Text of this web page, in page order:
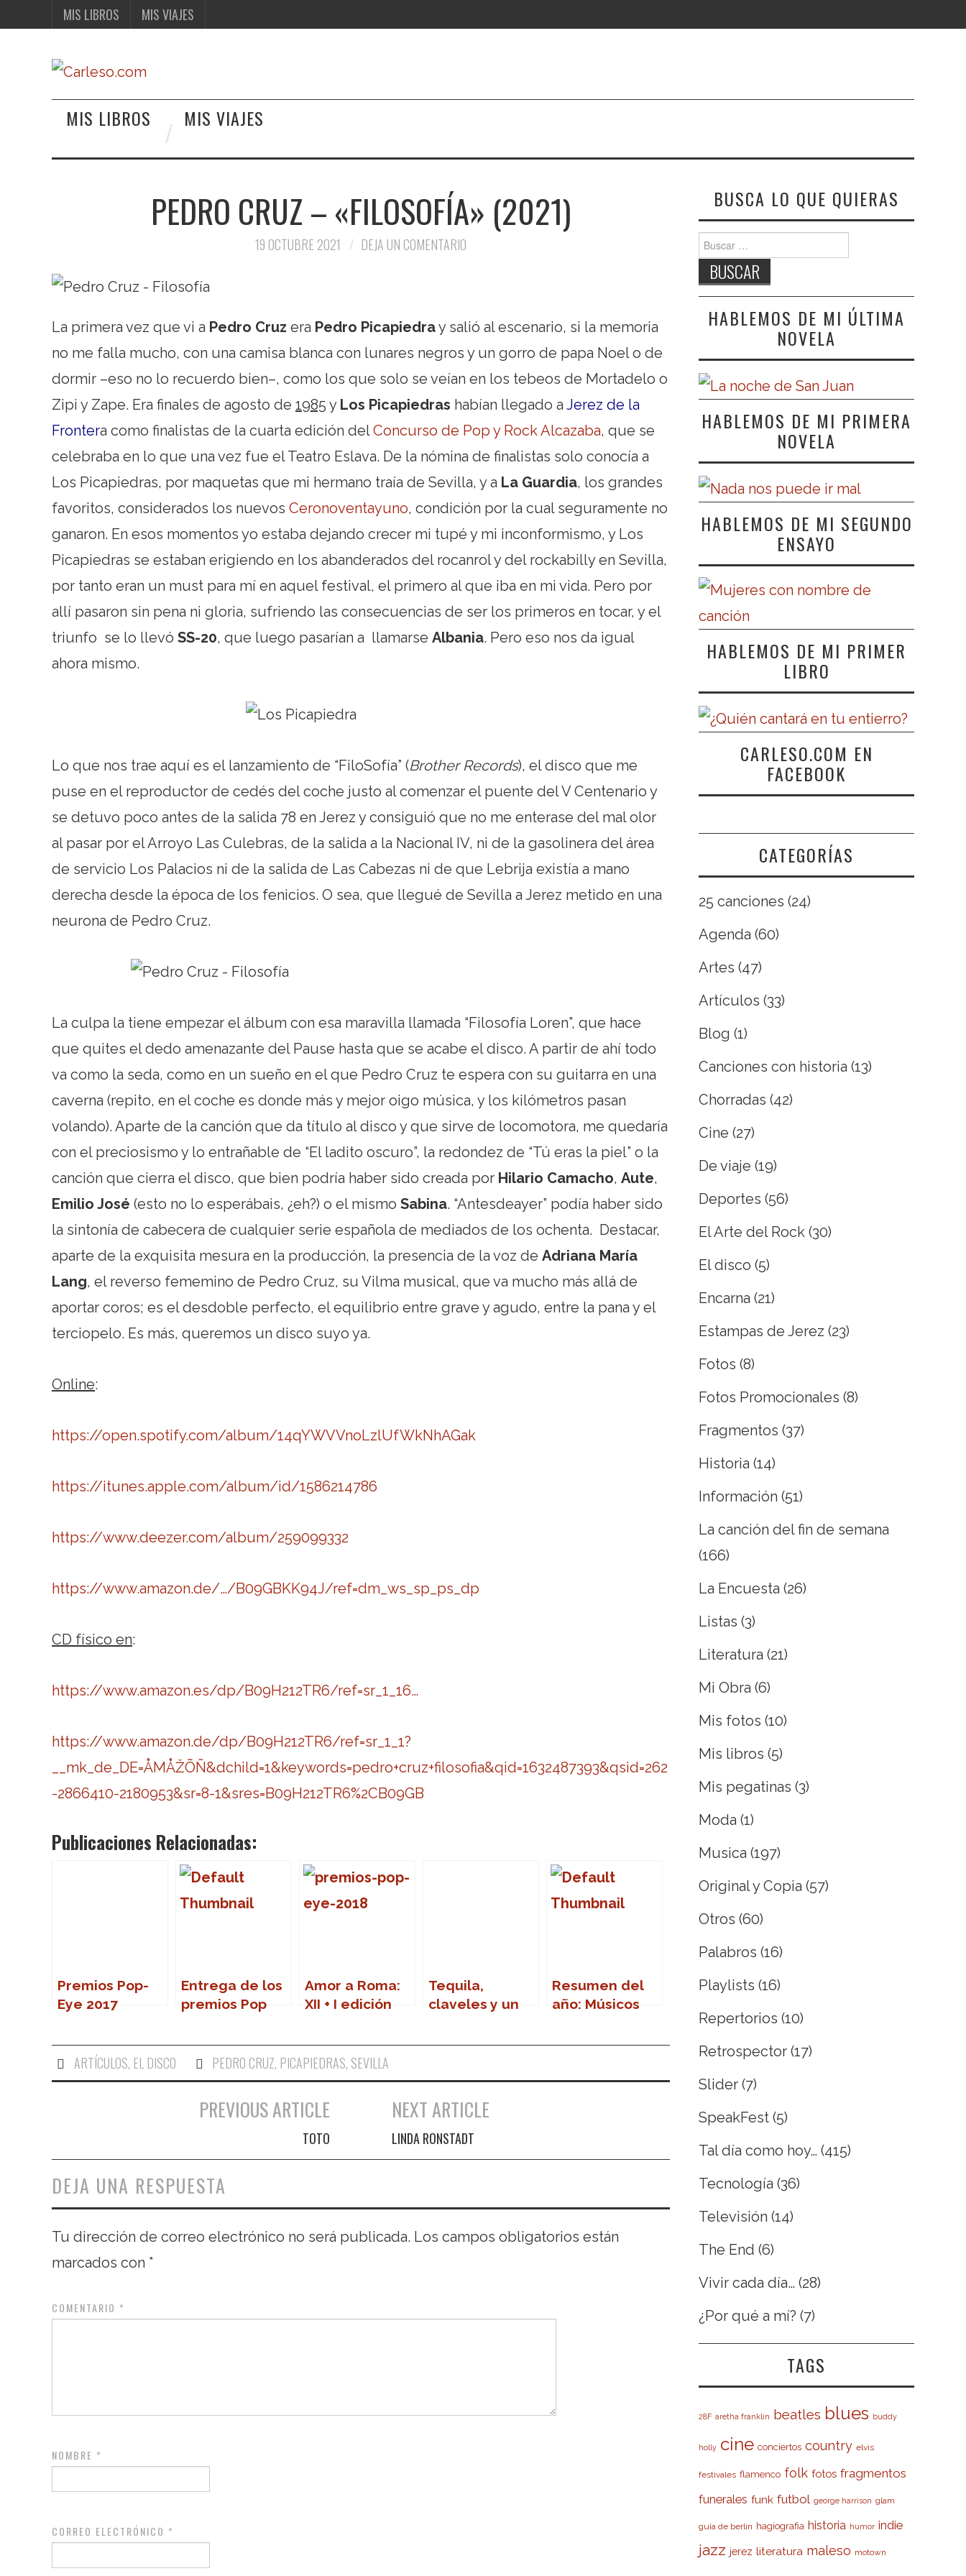
MIS LIBROS MIS VIAJES
MIS LIBROS MIS VIAJES
PEDRO CRUZ – «FILOSOFÍA» (2021)
19 OCTUBRE 2021 DEJA UN COMENTARIO
La primera vez que vi a Pedro Cruz era Pedro Picapiedray salió al escenario, si la memoria
no me falla mucho, con una camisa blanca con lunares negros y un gorro de papa Noel o de
dormir –eso no lo recuerdo bien–, como los que solo se veían en los tebeos de Mortadelo o
Zipi y Zape. Era finales de agosto de 1985 y Los Picapiedras habían llegado a Jerez de la
Frontera como finalistas de la cuarta edición delConcurso de Pop y Rock Alcazaba, que se
celebraba en lo que una vez fue el Teatro Eslava. De la nómina de finalistas solo conocía a
Los Picapiedras, por maquetas que mi hermano traía de Sevilla, y a La Guardia, los grandes
favoritos, considerados los nuevos Ceronoventayuno, condición por la cual seguramente no
ganaron. En esos momentos yo estaba dejando crecer mi tupé y mi inconformismo, y Los
Picapiedras se estaban erigiendo en los abanderados del rocanrol y del rockabilly en Sevilla,
por tanto eran un must para mí en aquel festival, el primero al que iba en mi vida. Pero por
allí pasaron sin pena ni gloria, sufriendo las consecuencias de ser los primeros en tocar, y el
triunfo se lo llevó SS-20, que luego pasarían a llamarse Albania. Pero eso nos da igual
ahora mismo.
Lo que nos trae aquí es el lanzamiento de “FiloSofía” (Brother Records), el disco que me
puse en el reproductor de cedés del coche justo al comenzar el puente del V Centenario y
se detuvo poco antes de la salida 78 en Jerez y consiguió que no me enterase del mal olor
al pasar por el Arroyo Las Culebras, de la salida a la Nacional IV, ni de la gasolinera del área
de servicio Los Palacios ni de la salida de Las Cabezas ni de que Lebrija existía a mano
derecha desde la época de los fenicios. O sea, que llegué de Sevilla a Jerez metido en una
neurona de Pedro Cruz.
La culpa la tiene empezar el álbum con esa maravilla llamada “Filosofía Loren”, que hace
que quites el dedo amenazante del Pause hasta que se acabe el disco. A partir de ahí todo
va como la seda, como en un sueño en el que Pedro Cruz te espera con su guitarra en una
caverna (repito, en el coche es donde más y mejor oigo música, y los kilómetros pasan
volando). Aparte de la canción que da título al disco y que sirve de locomotora, me quedaría
con el preciosismo y lo entrañable de “El ladito oscuro”, la redondez de “Tú eras la piel” o la
canción que cierra el disco, que bien podría haber sido creada por Hilario Camacho, Aute,
Emilio José (esto no lo esperábais, ¿eh?) o el mismo Sabina. “Antesdeayer” podía haber sido
la sintonía de cabecera de cualquier serie española de mediados de los ochenta. Destacar,
aparte de la exquisita mesura en la producción, la presencia de la voz de Adriana María
Lang, el reverso fememino de Pedro Cruz, su Vilma musical, que va mucho más allá de
aportar coros; es el desdoble perfecto, el equilibrio entre grave y agudo, entre la pana y el
terciopelo. Es más, queremos un disco suyo ya.
Online:
https://open.spotify.com/album/14qYWVVnoLzlUfWkNhAGak
https://itunes.apple.com/album/id/1586214786
https://www.deezer.com/album/259099332
https://www.amazon.de/…/B09GBKK94J/ref=dm_ws_sp_ps_dp
CD físico en:
https://www.amazon.es/dp/B09H212TR6/ref=sr_1_16…
https://www.amazon.de/dp/B09H212TR6/ref=sr_1_1?
__mk_de_DE=ÅMÅŽÕÑ&dchild=1&keywords=pedro+cruz+filosofia&qid=1632487393&qsid=262
-2866410-2180953&sr=8-1&sres=B09H212TR6%2CB09GB
Publicaciones Relacionadas:
Premios Pop-
Eye 2017
Entrega de los
premios Pop
Amor a Roma:
XII + I edición
Pop-Eye
Tequila,
claveles y un
violetas – XIV
Eye
Resumen del
año: Músicos
dejaron en
ARTÍCULOS, EL DISCO PEDRO CRUZ, PICAPIEDRAS, SEVILLA
Navegación de entradas
PREVIOUS ARTICLE
TOTO
NEXT ARTICLE
LINDA RONSTADT
DEJA UNA RESPUESTA
Tu dirección de correo electrónico no será publicada. Los campos obligatorios están
marcados con *
COMENTARIO *
NOMBRE *
CORREO ELECTRÓNICO *
BUSCA LO QUE QUIERAS
Buscar:
HABLEMOS DE MI ÚLTIMA
NOVELA
HABLEMOS DE MI PRIMERA
NOVELA
HABLEMOS DE MI SEGUNDO
ENSAYO
HABLEMOS DE MI PRIMER
LIBRO
CARLESO.COM EN
FACEBOOK
CATEGORÍAS
25 canciones (24)
Agenda (60)
Artes (47)
Artículos (33)
Blog (1)
Canciones con historia (13)
Chorradas (42)
Cine (27)
De viaje (19)
Deportes (56)
El Arte del Rock (30)
El disco (5)
Encarna (21)
Estampas de Jerez (23)
Fotos (8)
Fotos Promocionales (8)
Fragmentos (37)
Historia (14)
Información (51)
La canción del fin de semana
(166)
La Encuesta (26)
Listas (3)
Literatura (21)
Mi Obra (6)
Mis fotos (10)
Mis libros (5)
Mis pegatinas (3)
Moda (1)
Musica (197)
Original y Copia (57)
Otros (60)
Palabros (16)
Playlists (16)
Repertorios (10)
Retrospector (17)
Slider (7)
SpeakFest (5)
Tal día como hoy… (415)
Tecnología (36)
Televisión (14)
The End (6)
Vivir cada día… (28)
¿Por qué a mí? (7)
TAGS
28F aretha franklin beatles blues buddy
holly cine conciertos country elvis
festivales flamenco folk fotos fragmentos
funerales funk futbol george harrison glam
guía de berlín hagiografia historia humor indie
jazz jerez literatura maleso motown